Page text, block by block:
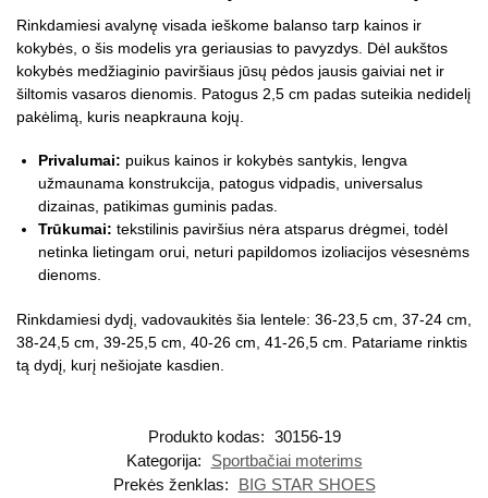
Rinkdamiesi avalynę visada ieškome balanso tarp kainos ir
kokybės, o šis modelis yra geriausias to pavyzdys. Dėl aukštos
kokybės medžiaginio paviršiaus jūsų pėdos jausis gaiviai net ir
šiltomis vasaros dienomis. Patogus 2,5 cm padas suteikia nedidelį
pakėlimą, kuris neapkrauna kojų.
Privalumai: puikus kainos ir kokybės santykis, lengva
užmaunama konstrukcija, patogus vidpadis, universalus
dizainas, patikimas guminis padas.
Trūkumai: tekstilinis paviršius nėra atsparus drėgmei, todėl
netinka lietingam orui, neturi papildomos izoliacijos vėsesnėms
dienoms.
Rinkdamiesi dydį, vadovaukitės šia lentele: 36-23,5 cm, 37-24 cm,
38-24,5 cm, 39-25,5 cm, 40-26 cm, 41-26,5 cm. Patariame rinktis
tą dydį, kurį nešiojate kasdien.
Produkto kodas: 30156-19
Kategorija:
Sportbačiai moterims
Prekės ženklas:
BIG STAR SHOES